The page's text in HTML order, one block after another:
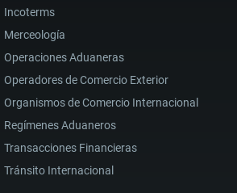
Incoterms
Merceología
Operaciones Aduaneras
Operadores de Comercio Exterior
Organismos de Comercio Internacional
Regímenes Aduaneros
Transacciones Financieras
Tránsito Internacional